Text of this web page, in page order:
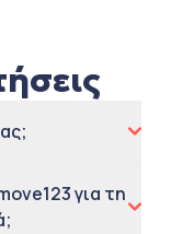
για τη